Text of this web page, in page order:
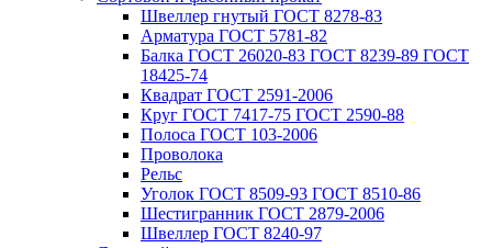
Швеллер гнутый ГОСТ 8278-83
Арматура ГОСТ 5781-82
Балка ГОСТ 26020-83 ГОСТ 8239-89 ГОСТ
18425-74
Квадрат ГОСТ 2591-2006
Круг ГОСТ 7417-75 ГОСТ 2590-88
Полоса ГОСТ 103-2006
Проволока
Рельс
Уголок ГОСТ 8509-93 ГОСТ 8510-86
Шестигранник ГОСТ 2879-2006
Швеллер ГОСТ 8240-97